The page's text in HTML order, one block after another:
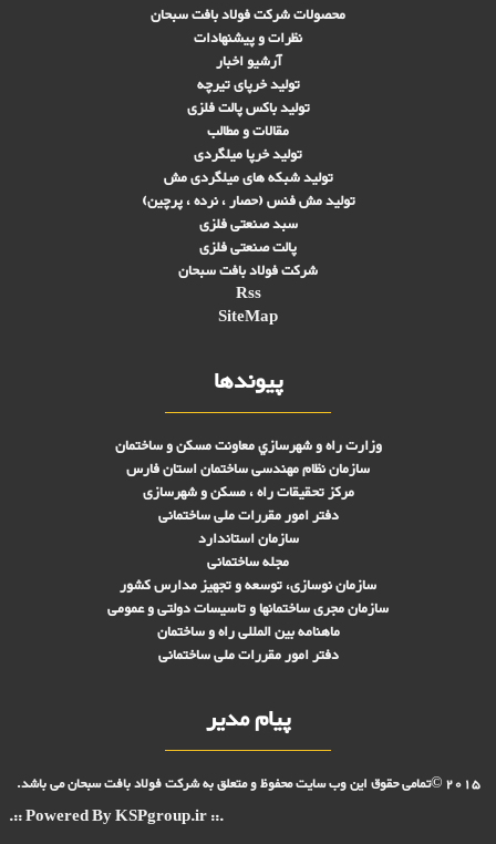
محصولات شرکت فولاد بافت سبحان
نظرات و پیشنهادات
آرشیو اخبار
تولید خرپای تیرچه
تولید باکس پالت فلزی
مقالات و مطالب
تولید خرپا میلگردی
تولید شبکه های ميلگردی مش
تولید مش فنس (حصار ، نرده ، پرچین)
سبد صنعتی فلزی
پالت صنعتی فلزی
شرکت فولاد بافت سبحان
Rss
SiteMap
پیوندها
وزارت راه و شهرسازي معاونت مسکن و ساختمان
سازمان نظام مهندسی ساختمان استان فارس
مرکز تحقیقات راه ، مسکن و شهرسازی
دفتر امور مقررات ملی ساختمانی
سازمان استاندارد
مجله ساختمانی
سازمان نوسازی، توسعه و تجهیز مدارس کشور
سازمان مجری ساختمانها و تاسيسات دولتی و عمومی
ماهنامه بین المللی راه و ساختمان
دفتر امور مقررات ملی ساختمانی
پیام مدیر
2015 ©تمامی حقوق این وب سایت محفوظ و متعلق به شرکت فولاد بافت سبحان می باشد.
.:: Powered By KSPgroup.ir ::.